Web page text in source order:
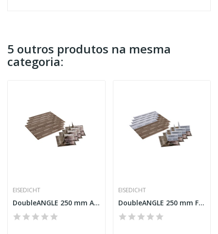
5 outros produtos na mesma
categoria:
EISEDICHT
DoubleANGLE 250 mm Alu-Butyl
EISEDICHT
DoubleANGLE 250 mm Fleece-Butyl